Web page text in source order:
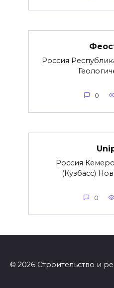
Россия
0
Россия
(Кузбасс)
0
© 2026 Строительство и